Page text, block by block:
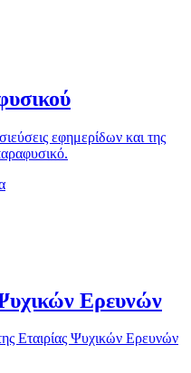
εφημερίδων και της
Ερευνών
Εταιρίας Ψυχικών Ερευνών